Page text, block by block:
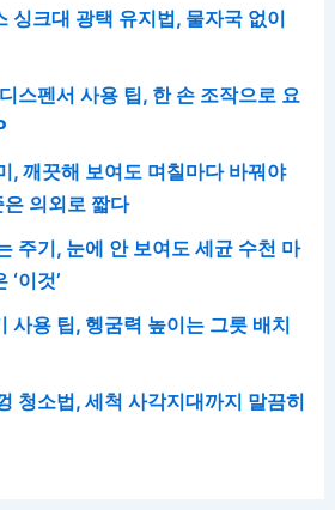
싱크대 광택 유지법, 물자국 없이
스펜서 사용 팁, 한 손 조작으로 요
, 깨끗해 보여도 며칠마다 바꿔야
의외로 짧다
주기, 눈에 안 보여도 세균 수천 마
이것’
사용 팁, 헹굼력 높이는 그릇 배치
청소법, 세척 사각지대까지 말끔히